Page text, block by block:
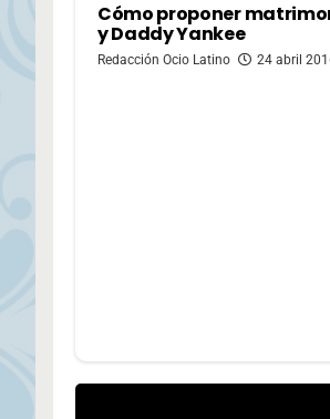
Cómo proponer
y Daddy Yankee
Redacción Ocio Latino 24 abril